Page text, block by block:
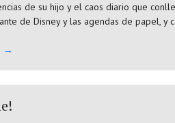
de su hijo y el caos diario que
de Disney y las agendas de papel, y
→